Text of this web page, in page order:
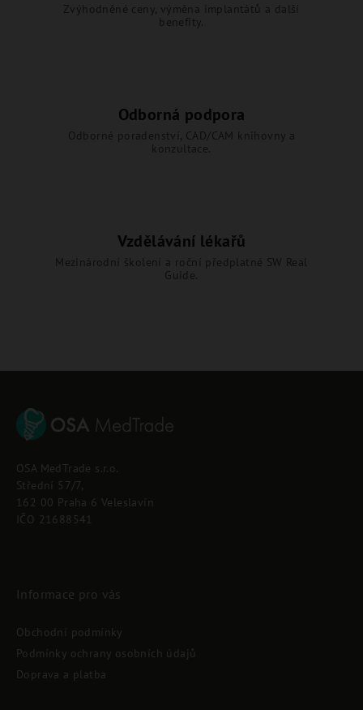
Zvýhodněné ceny, výměna implantátů a další
benefity.
Odborná podpora
Odborné poradenství, CAD/CAM knihovny a
konzultace.
Vzdělávání lékařů
Mezinárodní školení a roční předplatné SW Real
Guide.
OSA MedTrade s.r.o.
Střední 57/7,
162 00 Praha 6 Veleslavín
IČO 21688541
Informace pro vás
Obchodní podmínky
Podmínky ochrany osobních údajů
Doprava a platba